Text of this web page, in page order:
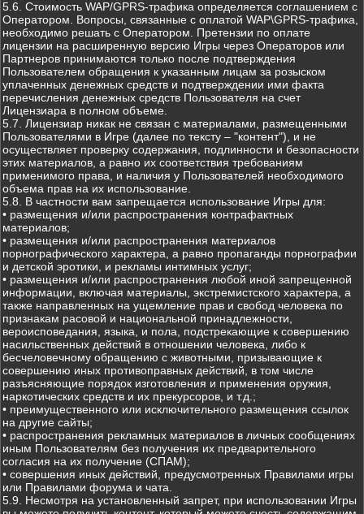
5.6. Стоимость WAP/GPRS-трафика определяется соглашением с
Оператором. Вопросы, связанные с оплатой WAP\GPRS-трафика,
необходимо решать с Оператором. Претензии по оплате
лицензии на расширенную версию Игры через Операторов или
Партнеров принимаются только после подтверждения
Пользователем обращения к указанным лицам за розыском
уплаченных денежных средств и подтверждении ими факта
перечисления денежных средств Пользователя на счет
Лицензиара в полном объеме.
5.7. Лицензиар никак не связан с материалами, размещенными
Пользователями в Игре (далее по тексту – "контент"), и не
осуществляет проверку содержания, подлинности и безопасности
этих материалов, а равно их соответствия требованиям
применимого права, и наличия у Пользователей необходимого
объема прав на их использование.
5.8. В частности вам запрещается использование Игры для:
• размещения и/или распространения контрафактных
материалов;
• размещения и/или распространения материалов
порнографического характера, а равно пропаганды порнографии
и детской эротики, и рекламы интимных услуг;
• размещения и/или распространения любой иной запрещенной
информации, включая материалы, экстремистского характера, а
также направленных на ущемление прав и свобод человека по
признакам расовой и национальной принадлежности,
вероисповедания, языка, и пола, подстрекающие к совершению
насильственных действий в отношении человека, либо к
бесчеловечному обращению с животными, призывающие к
совершению иных противоправных действий, в том числе
разъясняющие порядок изготовления и применения оружия,
наркотических средств и их прекурсоров, и т.д.;
• преимущественного или исключительного размещения ссылок
на другие сайты;
• распространения рекламных материалов в личных сообщениях
иным Пользователям без получения их предварительного
согласия на их получение (СПАМ);
• совершения иных действий, предусмотренных Правилами игры
или Правилами форума и чата.
5.9. Несмотря на установленный запрет, при использовании Игры